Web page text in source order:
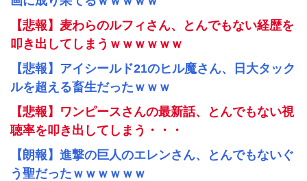
【悲報】麦わらのルフィさん、とんでもない経歴を
叩き出してしまうｗｗｗｗｗｗ
【悲報】アイシールド21のヒル魔さん、日大タック
ルを超える畜生だったｗｗｗ
【悲報】ワンピースさんの最新話、とんでもない視
聴率を叩き出してしまう・・・
【朗報】進撃の巨人のエレンさん、とんでもないぐ
う聖だったｗｗｗｗｗｗ